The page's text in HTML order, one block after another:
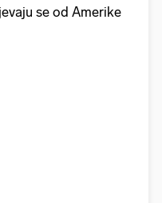
se od Amerike